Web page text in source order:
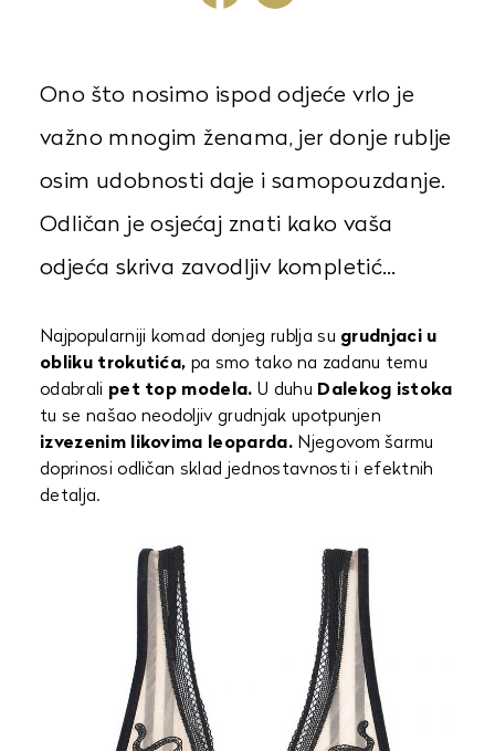
Ono što nosimo ispod odjeće vrlo je
važno mnogim ženama, jer donje rublje
osim udobnosti daje i samopouzdanje.
Odličan je osjećaj znati kako vaša
odjeća skriva zavodljiv kompletić…
Najpopularniji komad donjeg rublja su grudnjaci u
obliku trokutića, pa smo tako na zadanu temu
odabrali pet top modela. U duhu Dalekog istoka
tu se našao neodoljiv grudnjak upotpunjen
izvezenim likovima leoparda.Njegovom šarmu
doprinosi odličan sklad jednostavnosti i efektnih
detalja.